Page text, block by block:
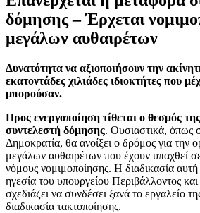
δόμησης – Έρχεται
μεγάλων αυθαιρέτων
Δυνατότητα να αξιοποιήσουν την
εκατοντάδες χιλιάδες ιδιοκτήτες που
μπορούσαν.
Προς ενεργοποίηση τίθεται ο θεσμός
συντελεστή δόμησης. Ουσιαστικά, όπως
Δημοκρατία, θα ανοίξει ο δρόμος για την
μεγάλων αυθαιρέτων που έχουν υπαχθεί
νόμους νομιμοποίησης. Η διαδικασία
ηγεσία του υπουργείου Περιβάλλοντος
σχεδιάζει να συνδέσει ξανά το εργαλείο
διαδικασία τακτοποίησης.